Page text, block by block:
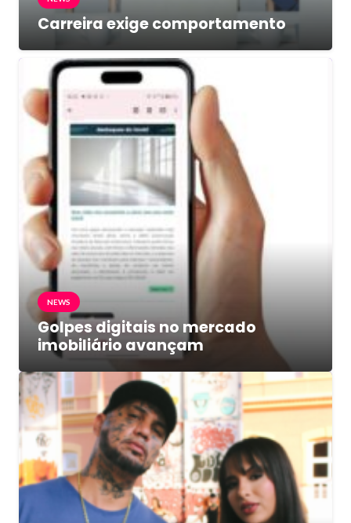
Carreira exige comportamento
NEWS
Golpes digitais no mercado
imobiliário avançam